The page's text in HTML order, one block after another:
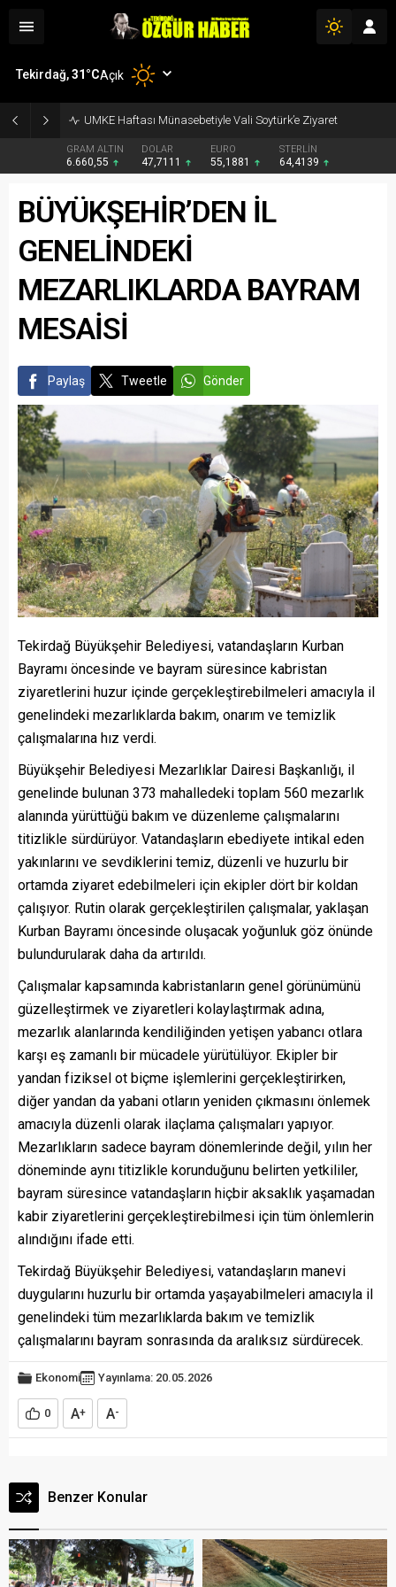
UMKE Haftası Münasebetiyle Vali Soytürk’e Ziyaret
GRAM ALTIN
6.660,55
DOLAR
47,7111
EURO
55,1881
STERLİN
64,4139
Tekirdağ,31°CAçık
BÜYÜKŞEHİR’DEN İL
GENELİNDEKİ
MEZARLIKLARDA BAYRAM
MESAİSİ
Paylaş Tweetle Gönder
Tekirdağ Büyükşehir Belediyesi, vatandaşların Kurban
Bayramı öncesinde ve bayram süresince kabristan
ziyaretlerini huzur içinde gerçekleştirebilmeleri amacıyla il
genelindeki mezarlıklarda bakım, onarım ve temizlik
çalışmalarına hız verdi.
Büyükşehir Belediyesi Mezarlıklar Dairesi Başkanlığı, il
genelinde bulunan 373 mahalledeki toplam 560 mezarlık
alanında yürüttüğü bakım ve düzenleme çalışmalarını
titizlikle sürdürüyor. Vatandaşların ebediyete intikal eden
yakınlarını ve sevdiklerini temiz, düzenli ve huzurlu bir
ortamda ziyaret edebilmeleri için ekipler dört bir koldan
çalışıyor. Rutin olarak gerçekleştirilen çalışmalar, yaklaşan
Kurban Bayramı öncesinde oluşacak yoğunluk göz önünde
bulundurularak daha da artırıldı.
Çalışmalar kapsamında kabristanların genel görünümünü
güzelleştirmek ve ziyaretleri kolaylaştırmak adına,
mezarlık alanlarında kendiliğinden yetişen yabancı otlara
karşı eş zamanlı bir mücadele yürütülüyor. Ekipler bir
yandan fiziksel ot biçme işlemlerini gerçekleştirirken,
diğer yandan da yabani otların yeniden çıkmasını önlemek
amacıyla düzenli olarak ilaçlama çalışmaları yapıyor.
Mezarlıkların sadece bayram dönemlerinde değil, yılın her
döneminde aynı titizlikle korunduğunu belirten yetkililer,
bayram süresince vatandaşların hiçbir aksaklık yaşamadan
kabir ziyaretlerini gerçekleştirebilmesi için tüm önlemlerin
alındığını ifade etti.
Tekirdağ Büyükşehir Belediyesi, vatandaşların manevi
duygularını huzurlu bir ortamda yaşayabilmeleri amacıyla il
genelindeki tüm mezarlıklarda bakım ve temizlik
çalışmalarını bayram sonrasında da aralıksız sürdürecek.
Ekonomi Yayınlama: 20.05.2026
0 A+ A-
Benzer Konular